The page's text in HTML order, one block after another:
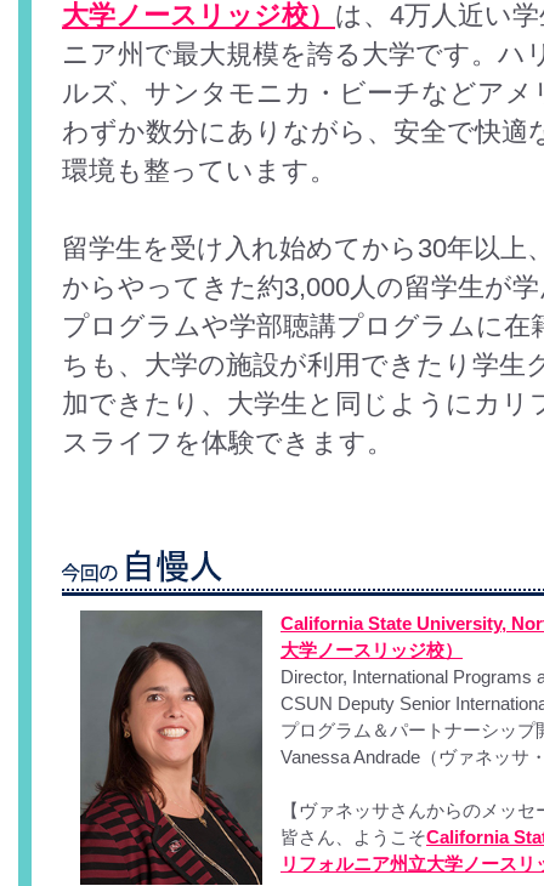
大学ノースリッジ校） は、4万人近い
ニア州で最大規模を誇る大学です。ハ
ルズ、サンタモニカ・ビーチなどアメ
わずか数分にありながら、安全で快適
環境も整っています。
留学生を受け入れ始めてから30年以上
からやってきた約3,000人の留学生が
プログラムや学部聴講プログラムに在
ちも、大学の施設が利用できたり学生
加できたり、大学生と同じようにカ
スライフを体験できます。
California State University,
大学ノースリッジ校）
Director, International Programs
CSUN Deputy Senior
プログラム＆パートナーシップ
Vanessa Andrade（ヴァネッサ
【ヴァネッサさんからのメッセ
皆さん、ようこそCalifornia
リフォルニア州立大学ノースリ